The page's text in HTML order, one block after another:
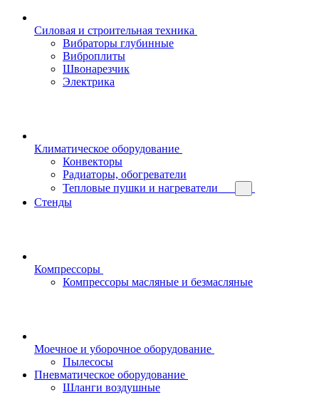
Силовая и строительная техника
Вибраторы глубинные
Виброплиты
Швонарезчик
Электрика
Климатическое оборудование
Конвекторы
Радиаторы, обогреватели
Тепловые пушки и нагреватели
Стенды
Компрессоры
Компрессоры масляные и безмасляные
Моечное и уборочное оборудование
Пылесосы
Пневматическое оборудование
Шланги воздушные